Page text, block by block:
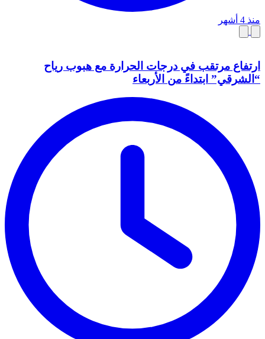
منذ 4 أشهر
ارتفاع مرتقب في درجات الحرارة مع هبوب رياح
“الشرقي” ابتداءً من الأربعاء